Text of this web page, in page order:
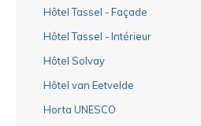
Hôtel Tassel - Façade
Hôtel Tassel - Intérieur
Hôtel Solvay
Hôtel van Eetvelde
Horta UNESCO